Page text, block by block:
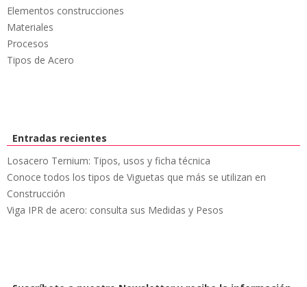
Elementos construcciones
Materiales
Procesos
Tipos de Acero
Entradas recientes
Losacero Ternium: Tipos, usos y ficha técnica
Conoce todos los tipos de Viguetas que más se utilizan en
Construcción
Viga IPR de acero: consulta sus Medidas y Pesos